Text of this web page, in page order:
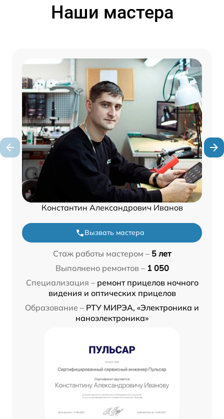
Наши мастера
Константин Александрович Иванов
Вызвать мастера
Стаж работы мастером – 5 лет
Выполнено ремонтов – 1 050
Специализация – ремонт прицелов ночного
видения и оптических прицелов
Образование – РТУ МИРЭА, «Электроника и
наноэлектроника»